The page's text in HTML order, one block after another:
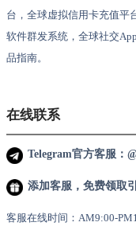
台，全球虚拟信用卡充值平
软件群发系统，全球社交
品指南。
在线联系
Telegram官方客服：
添加客服，免费领取
客服在线时间：AM9:00-